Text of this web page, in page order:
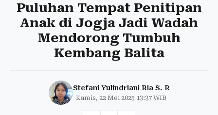
Puluhan Tempat Penitipan
Anak di Jogja Jadi Wadah
Mendorong Tumbuh
Kembang Balita
Stefani Yulindriani Ria S. R
Kamis, 22 Mei 2025 13:37 WIB